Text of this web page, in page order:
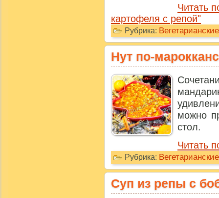
Читать
картофеля с репой"
Рубрика:
Нут по-
можно
стол.
Читать
Рубрика:
Суп из репы с